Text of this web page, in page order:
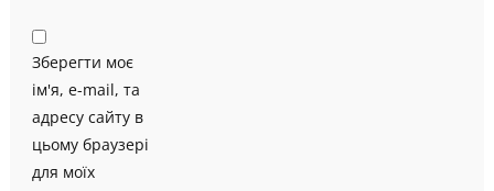
Зберегти моє
ім'я, e-mail, та
адресу сайту в
цьому браузері
для моїх